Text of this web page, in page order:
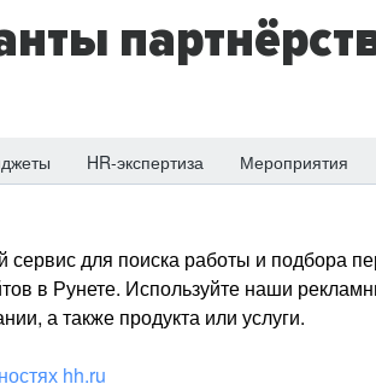
HR-экспертиза Мероприятия
для поиска работы и подбора
в Рунете. Используйте наши
а также продукта или услуги.
hh.ru